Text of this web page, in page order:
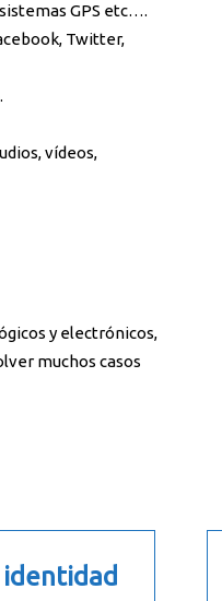
GPS etc….
Twitter,
vídeos,
y electrónicos,
muchos casos